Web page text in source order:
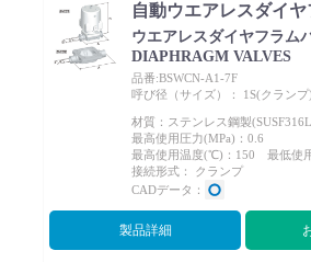
自動ウエアレスダイ
ウエアレスダイヤフラム
DIAPHRAGM VALVES
品番:BSWCN-A1-7F
呼び径（サイズ）： 1S(クランプ)
材質：ステンレス鋼製
最高使用圧力(MPa)：0.6
最高使用温度(℃)：150 最低使
接続形式： クランプ
CADデータ：
製品詳細